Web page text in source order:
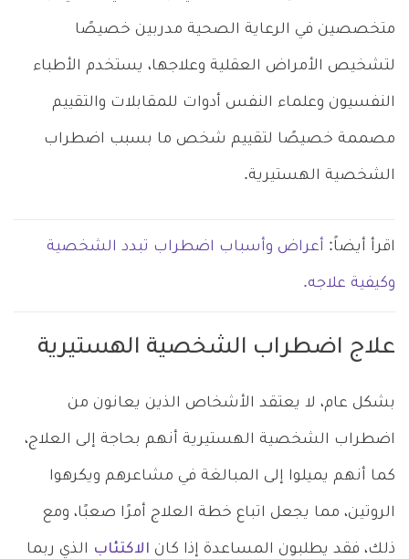
متخصصين في الرعاية الصحية مدربين خصيصًا
لتشخيص الأمراض العقلية وعلاجها، يستخدم الأطباء
النفسيون وعلماء النفس أدوات للمقابلات والتقييم
مصممة خصيصًا لتقييم شخص ما بسبب اضطراب
الشخصية الهستيرية.
اقرأ أيضاً: أعراض وأسباب اضطراب تبدد الشخصية
وكيفية علاجه.
علاج اضطراب الشخصية الهستيرية
بشكل عام، لا يعتقد الأشخاص الذين يعانون من
اضطراب الشخصية الهستيرية أنهم بحاجة إلى العلاج،
كما أنهم يميلوا إلى المبالغة في مشاعرهم ويكرهوا
الروتين، مما يجعل اتباع خطة العلاج أمرًا صعبًا، ومع
ذلك، فقد يطلبون المساعدة إذا كان الاكتئاب الذي ربما